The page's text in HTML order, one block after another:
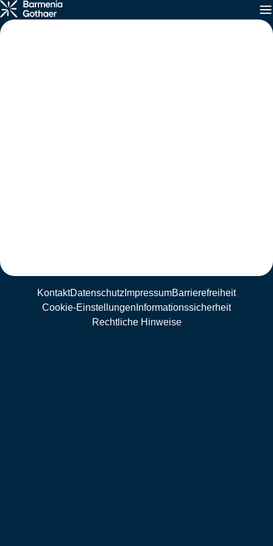
KontaktDatenschutz ImpressumBarrierefreiheit
Cookie-Einstellungen Informationssicherheit
Rechtliche Hinweise